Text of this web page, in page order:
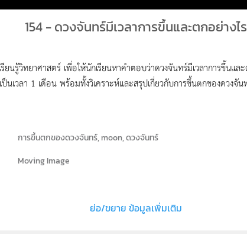
154 - ดวงจันทร์มีเวลาการขึ้นและตกอย่างไร
ยนรู้วิทยาศาสตร์ เพื่อให้นักเรียนหาคำตอบว่าดวงจันทร์มีเวลาการขึ้นแล
นเวลา 1 เดือน พร้อมทั้งวิเคราะห์และสรุปเกี่ยวกับการขึ้นตกของดวง
การขึ้นตกของดวงจันทร์, moon, ดวงจันทร์
Moving Image
สาขาวิทยาศาสตร์ภาคบังคับย่อ/ขยาย ข้อมูลเพิ่มเติม